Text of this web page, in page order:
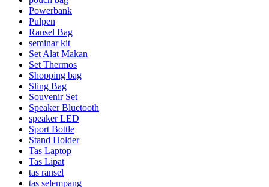
Powerbank
Pulpen
Ransel Bag
seminar kit
Set Alat Makan
Set Thermos
Shopping bag
Sling Bag
Souvenir Set
Speaker Bluetooth
speaker LED
Sport Bottle
Stand Holder
Tas Laptop
Tas Lipat
tas ransel
tas selempang